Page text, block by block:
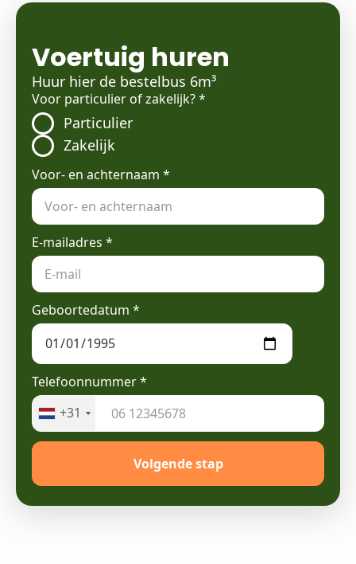
Voertuig huren
Huur hier de bestelbus 6m³
Voor particulier of zakelijk?*
Particulier
Zakelijk
Voor- en achternaam *
E-mailadres *
Geboortedatum *
Telefoonnummer*
+31
Volgende stap